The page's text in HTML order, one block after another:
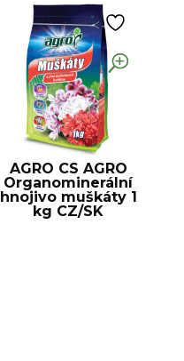
AGRO CS AGRO
Organominerální
hnojivo muškáty 1
kg CZ/SK